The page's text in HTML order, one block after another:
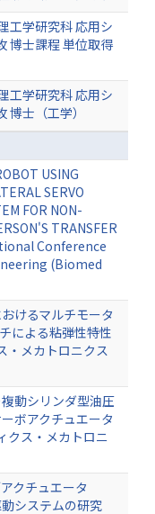
工学研究科 応用シ
博士課程 単位取得
工学研究科 応用シ
博士（工学）
USING
SERVO
FOR NON-
TRANSFER
Conference
(Biomed
けるマルチモータ
による粘弾性特性
・メカトロニクス
動シリンダ型油圧
ボアクチュエータ
クス・メカトロニ
クチュエータ
動システムの研究